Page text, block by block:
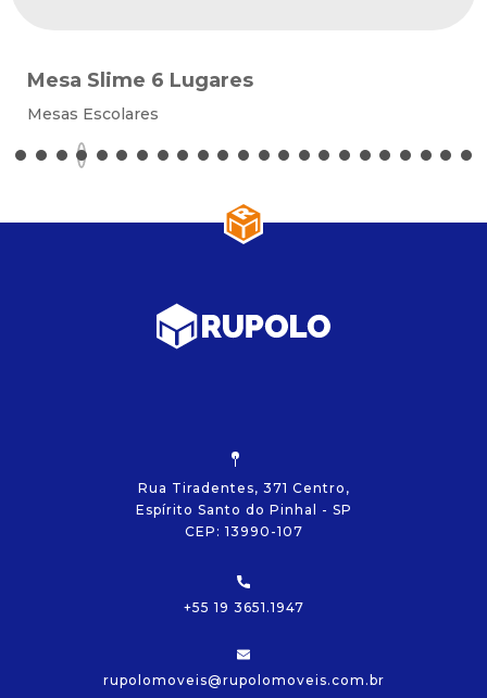
Mesa Slime 6 Lugares
Mesas Escolares
Rua Tiradentes, 371 Centro,
Espírito Santo do Pinhal - SP
CEP: 13990-107
+55 19 3651.1947
rupolomoveis@rupolomoveis.com.br